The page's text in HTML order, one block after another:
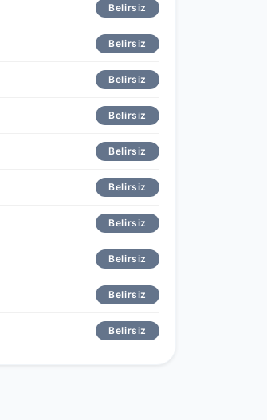
Belirsiz
Belirsiz
Belirsiz
Belirsiz
Belirsiz
Belirsiz
Belirsiz
Belirsiz
Belirsiz
Belirsiz